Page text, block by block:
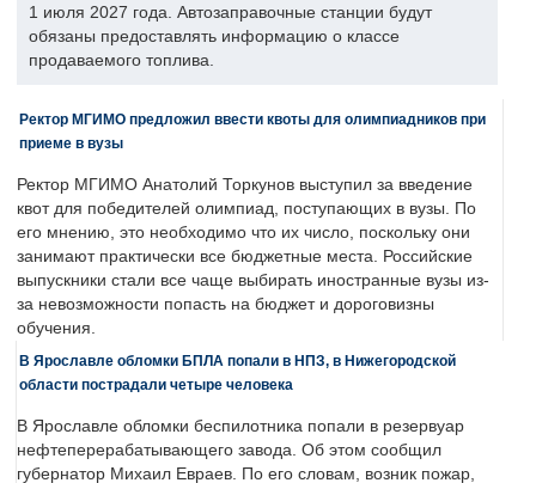
1 июля 2027 года. Автозаправочные станции будут
обязаны предоставлять информацию о классе
продаваемого топлива.
Ректор МГИМО предложил ввести квоты для олимпиадников при
приеме в вузы
Ректор МГИМО Анатолий Торкунов выступил за введение
квот для победителей олимпиад, поступающих в вузы. По
его мнению, это необходимо что их число, поскольку они
занимают практически все бюджетные места. Российские
выпускники стали все чаще выбирать иностранные вузы из-
за невозможности попасть на бюджет и дороговизны
обучения.
В Ярославле обломки БПЛА попали в НПЗ, в Нижегородской
области пострадали четыре человека
В Ярославле обломки беспилотника попали в резервуар
нефтеперерабатывающего завода. Об этом сообщил
губернатор Михаил Евраев. По его словам, возник пожар,